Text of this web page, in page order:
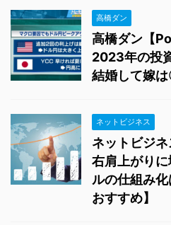
高橋ダン
高橋ダン【
2023年の投
結婚して嫁
ネットビジネス
ネットビジ
右肩上がり
ルの仕組み
おすすめ】